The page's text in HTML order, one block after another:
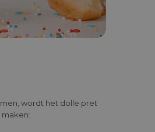
wordt het dolle pret